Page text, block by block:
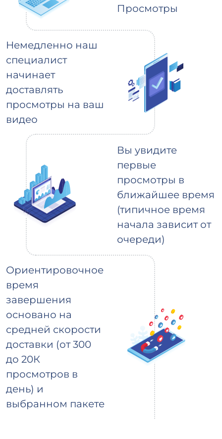
Просмотры
Немедленно наш
специалист
начинает
доставлять
просмотры на ваш
видео
Вы увидите
первые
просмотры в
ближайшее время
(типичное время
начала зависит от
очереди)
Ориентировочное
время
завершения
основано на
средней скорости
доставки (от 300
до 20К
просмотров в
день) и
выбранном пакете